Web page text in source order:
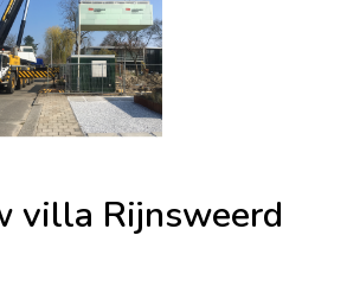
villa Rijnsweerd